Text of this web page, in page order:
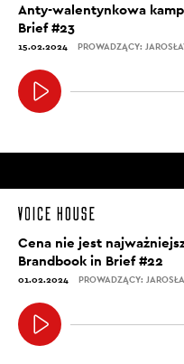
Anty-walentynkowa
Brief #23
15.02.2024 PROWADZĄCY:
Cena nie jest
Brandbook in Brief #22
01.02.2024 PROWADZĄCY: